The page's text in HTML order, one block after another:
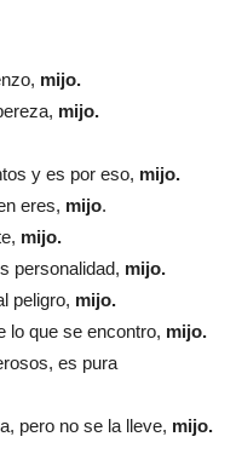
mijo.
mijo.
y es por eso, mijo.
eres, mijo.
mijo.
personalidad, mijo.
peligro, mijo.
lo que se encontro, mijo.
es pura
pero no se la lleve, mijo.